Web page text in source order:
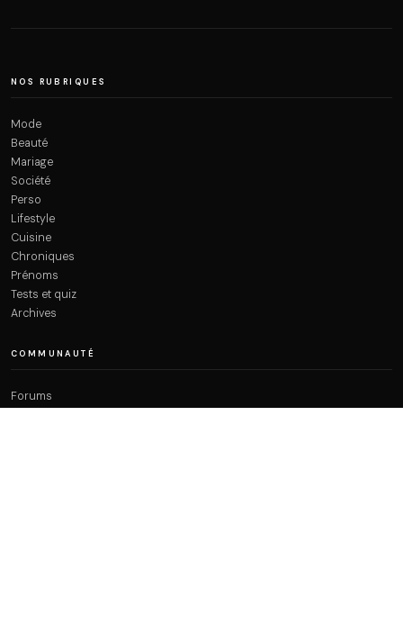
NOS RUBRIQUES
Mode
Beauté
Mariage
Société
Perso
Lifestyle
Cuisine
Chroniques
Prénoms
Tests et quiz
Archives
COMMUNAUTÉ
Forums